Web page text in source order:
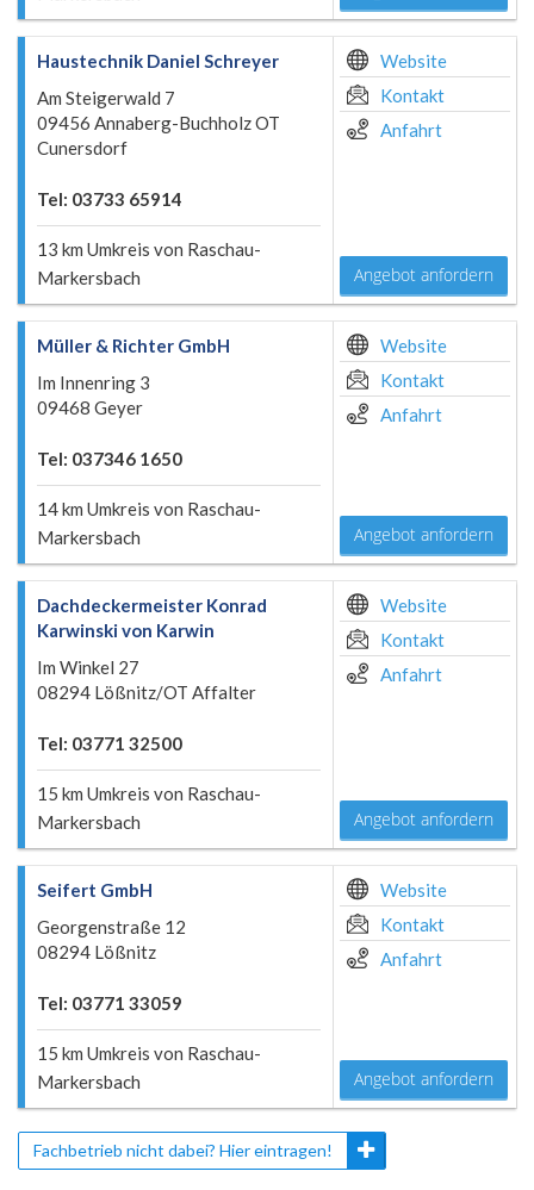
Haustechnik Daniel Schreyer
Am Steigerwald 7
09456 Annaberg-Buchholz OT
Cunersdorf
Tel: 03733 65914
13 km Umkreis von Raschau-
Markersbach
Website
Kontakt
Anfahrt
Angebot anfordern
Müller & Richter GmbH
Im Innenring 3
09468 Geyer
Tel: 037346 1650
14 km Umkreis von Raschau-
Markersbach
Website
Kontakt
Anfahrt
Angebot anfordern
Dachdeckermeister Konrad
Karwinski von Karwin
Im Winkel 27
08294 Lößnitz/OT Affalter
Tel: 03771 32500
15 km Umkreis von Raschau-
Markersbach
Website
Kontakt
Anfahrt
Angebot anfordern
Seifert GmbH
Georgenstraße 12
08294 Lößnitz
Tel: 03771 33059
15 km Umkreis von Raschau-
Markersbach
Website
Kontakt
Anfahrt
Angebot anfordern
Fachbetrieb nicht dabei? Hier eintragen!